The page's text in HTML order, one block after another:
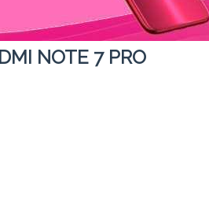
NOTE 7 PRO